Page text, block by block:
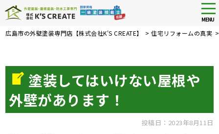
Skip
MENU
広島市の外壁塗装専門店【株式会社K'S CREATE】 >住宅リフォームの真実
塗装してはいけない屋根や
外壁があります！
投稿日：2023年8月11日